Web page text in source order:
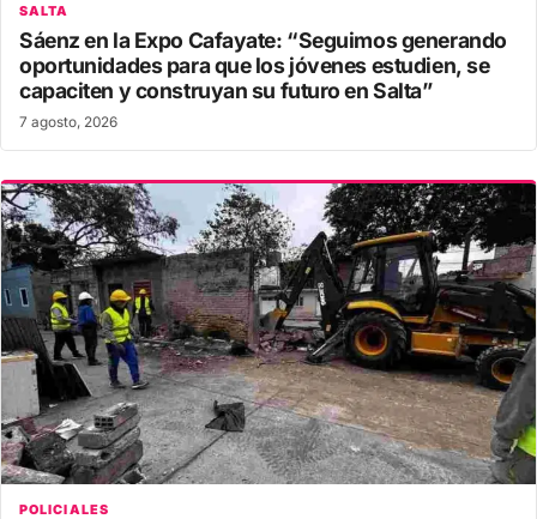
SALTA
Sáenz en la Expo Cafayate: “Seguimos generando
oportunidades para que los jóvenes estudien, se
capaciten y construyan su futuro en Salta”
7 agosto, 2026
POLICIALES